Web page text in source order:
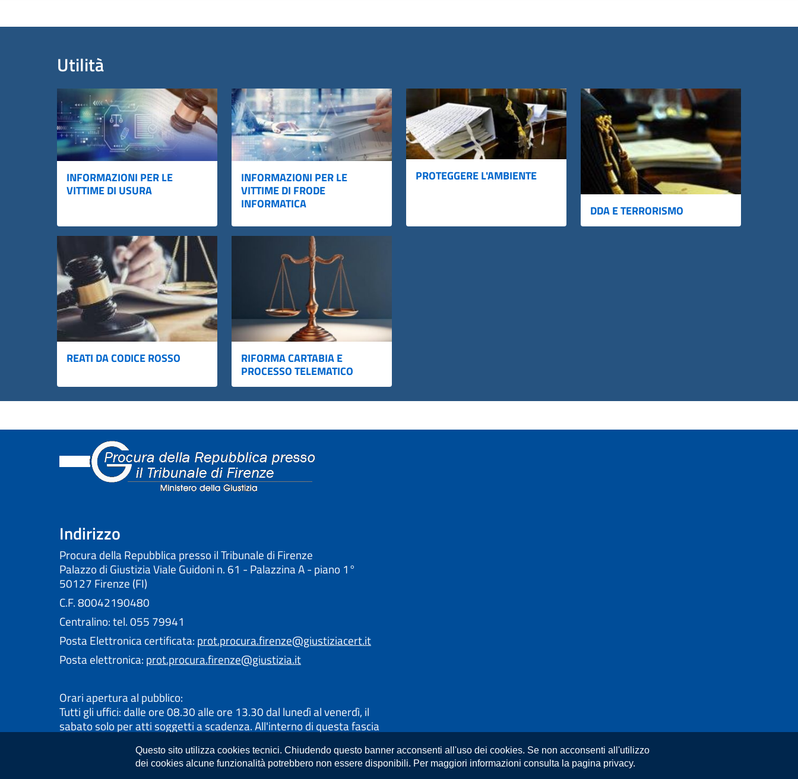
Utilità
INFORMAZIONI PER LE
VITTIME DI USURA
INFORMAZIONI PER LE
VITTIME DI FRODE
INFORMATICA
PROTEGGERE L'AMBIENTE
DDA E TERRORISMO
REATI DA CODICE ROSSO RIFORMA CARTABIA E
PROCESSO TELEMATICO
Indirizzo
Procura della Repubblica presso il Tribunale di Firenze
Palazzo di Giustizia Viale Guidoni n. 61 - Palazzina A - piano 1°
50127 Firenze (FI)
C.F. 80042190480
Centralino: tel. 055 79941
Posta Elettronica certificata: prot.procura.firenze@giustiziacert.it
Posta elettronica: prot.procura.firenze@giustizia.it
Orari apertura al pubblico:
Tutti gli uffici: dalle ore 08.30 alle ore 13.30 dal lunedì al venerdì, il
sabato solo per atti soggetti a scadenza. All'interno di questa fascia
consultare la pagina dedicata al servizio che si necessita e prenotare
un appuntamento
Questo sito utilizza cookies tecnici. Chiudendo questo banner acconsenti all'uso dei cookies. Se non acconsenti all'utilizzo
dei cookies alcune funzionalità potrebbero non essere disponibili. Per maggiori informazioni consulta la pagina privacy.